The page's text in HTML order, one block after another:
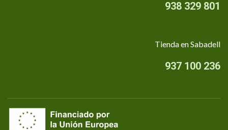
938 329 801
Tienda en Sabadell
937 100 236